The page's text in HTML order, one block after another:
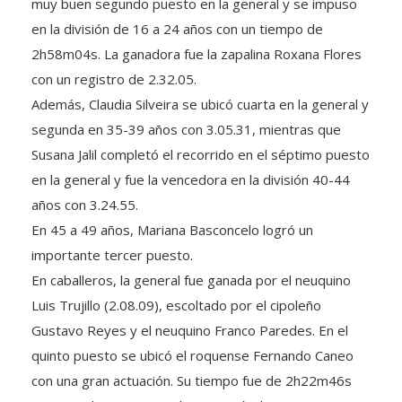
en la división de 16 a 24 años con un tiempo de
2h58m04s. La ganadora fue la zapalina Roxana Flores
con un registro de 2.32.05.
Además, Claudia Silveira se ubicó cuarta en la general y
segunda en 35-39 años con 3.05.31, mientras que
Susana Jalil completó el recorrido en el séptimo puesto
en la general y fue la vencedora en la división 40-44
años con 3.24.55.
En 45 a 49 años, Mariana Basconcelo logró un
importante tercer puesto.
En caballeros, la general fue ganada por el neuquino
Luis Trujillo (2.08.09), escoltado por el cipoleño
Gustavo Reyes y el neuquino Franco Paredes. En el
quinto puesto se ubicó el roquense Fernando Caneo
con una gran actuación. Su tiempo fue de 2h22m46s